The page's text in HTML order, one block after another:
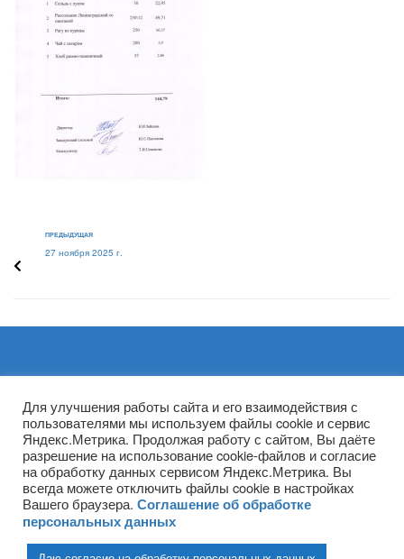
ПРЕДЫДУЩАЯ
27 ноября 2025 г.
Архивы
(ГПОУ ТО «НТПБ») 2020 г. ©
Для улучшения работы сайта и его взаимодействия с
пользователями мы используем файлы cookie и сервис
Яндекс.Метрика. Продолжая работу с сайтом, Вы даёте
разрешение на использование cookie-файлов и согласие
на обработку данных сервисом Яндекс.Метрика. Вы
всегда можете отключить файлы cookie в настройках
Вашего браузера. Соглашение об обработке
персональных данных